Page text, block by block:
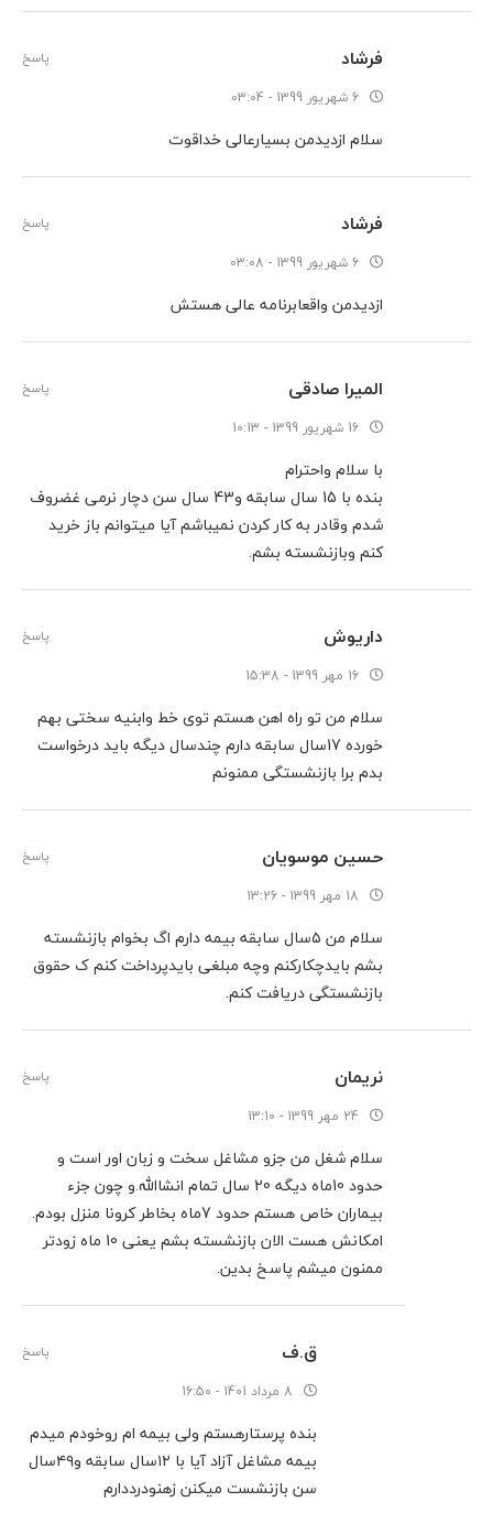
فرشاد
6 شهریور 1399 - 03:04
سلام ازدیدمن بسیارعالی خداقوت
پاسخ
فرشاد
6 شهریور 1399 - 03:08
ازدیدمن واقعابرنامه عالی هستش
پاسخ
المیرا صادقی
16 شهریور 1399 - 10:13
با سلام واحترام
بنده با 15 سال سابقه و43 سال سن دچار نرمی غضروف
شدم وقادر به کار کردن نمیباشم آیا میتوانم باز خرید
کنم وبازنشسته بشم.
پاسخ
داریوش
16 مهر 1399 - 15:38
سلام من تو راه اهن هستم توی خط وابنیه سختی بهم
خورده 17سال سابقه دارم چندسال دیگه باید درخواست
بدم برا بازنشستگی ممنونم
پاسخ
حسین موسویان
18 مهر 1399 - 13:26
سلام من ۵سال سابقه بیمه دارم اگ بخوام بازنشسته
بشم بایدچکارکنم وچه مبلغی بایدپرداخت کنم ک حقوق
بازنشستگی دریافت کنم.
پاسخ
نریمان
24 مهر 1399 - 13:10
سلام شغل من جزو مشاغل سخت و زبان اور است و
حدود 10ماه دیگه 20 سال تمام انشاالله.و چون جزء
بیماران خاص هستم حدود 7ماه بخاطر کرونا منزل بودم.
امکانش هست الان بازنشسته بشم یعنی 10 ماه زودتر
ممنون میشم پاسخ بدین.
پاسخ
ق.ف
8 مرداد 1401 - 16:50
بنده پرستارهستم ولی بیمه ام روخودم میدم
بیمه مشاغل آزاد آیا با ۱۲سال سابقه و۴۹سال
سن بازنشست میکنن زهنودرددارم
پاسخ